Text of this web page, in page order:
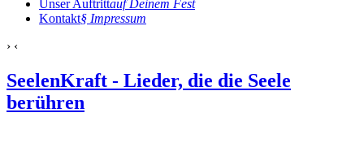
Unser Auftrittauf Deinem Fest
Kontakt§ Impressum
› ‹
SeelenKraft - Lieder, die die Seele
berühren